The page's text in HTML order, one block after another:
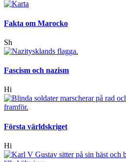
Fakta om Marocko
Sh
Fascism och nazism
Hi
Första världskriget
Hi